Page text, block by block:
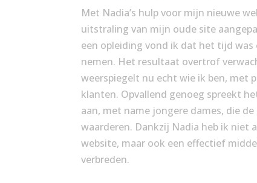
Met Nadia’s hulp voor mijn nieuwe
uitstraling van mijn oude site
een opleiding vond ik dat het tijd
nemen. Het resultaat overtrof
weerspiegelt nu echt wie ik ben, met
klanten. Opvallend genoeg spreekt
aan, met name jongere dames, die
waarderen. Dankzij Nadia heb ik niet
website, maar ook een effectief
verbreden.